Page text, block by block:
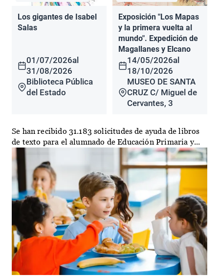
Los gigantes de Isabel
Salas
01/07/2026al
31/08/2026
Biblioteca Pública
del Estado
Exposición "Los Mapas
y la primera vuelta al
mundo". Expedición de
Magallanes y Elcano
14/05/2026al
18/10/2026
MUSEO DE SANTA
CRUZ C/ Miguel de
Cervantes, 3
Se han recibido 31.183 solicitudes de ayuda de libros
de texto para el alumnado de Educación Primaria y...